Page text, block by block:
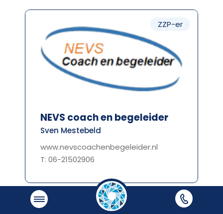
ZZP-er
NEVS coach en begeleider
Sven Mestebeld
www.nevscoachenbegeleider.nl
T: 06-21502906